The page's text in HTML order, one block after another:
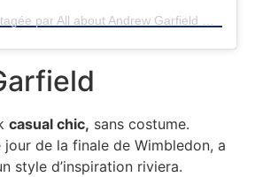
casual chic, sans costume.
jour de la finale de Wimbledon, a
style d’inspiration riviera.